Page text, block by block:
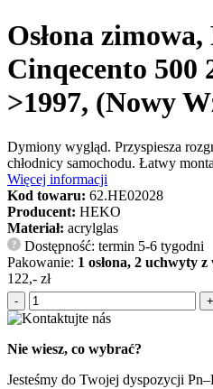
Osłona
Cinqecento 500
>1997, (Nowy
Dymiony wygląd. Przyspiesza
chłodnicy samochodu. Łatwy
Więcej informacji
Kod towaru: 62.HE02028
Producent: HEKO
Materiał: acrylglas
?
Dostępność: termin 5-6 tygodni
Pakowanie: 1 osłona, 2 uchwyty
122,- zł
- +
Nie wiesz, co wybrać?
Jesteśmy do Twojej dyspozycji